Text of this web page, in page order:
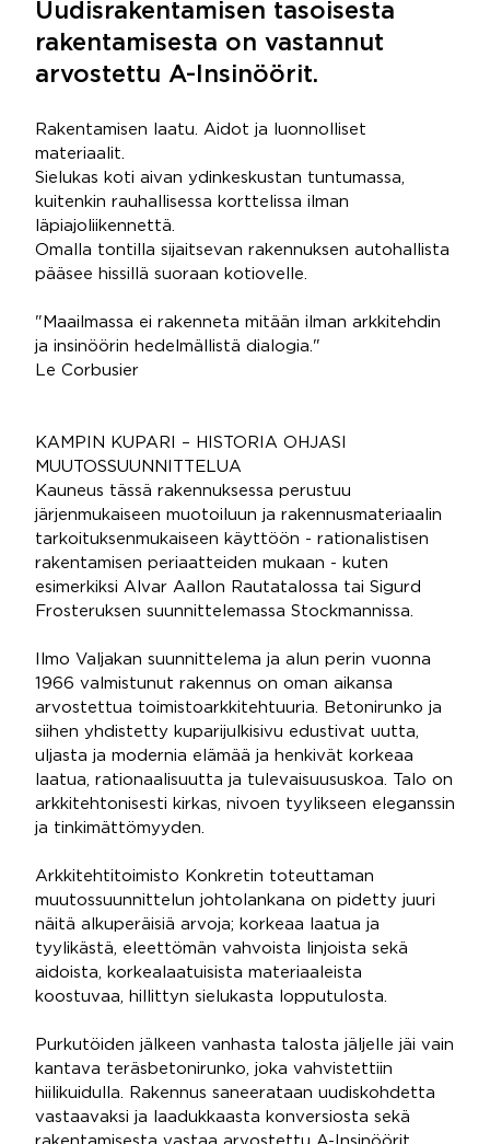
Uudisrakentamisen tasoisesta
rakentamisesta on vastannut
arvostettu A-Insinöörit.
Rakentamisen laatu. Aidot ja luonnolliset
materiaalit.
Sielukas koti aivan ydinkeskustan tuntumassa,
kuitenkin rauhallisessa korttelissa ilman
läpiajoliikennettä.
Omalla tontilla sijaitsevan rakennuksen autohallista
pääsee hissillä suoraan kotiovelle.
"Maailmassa ei rakenneta mitään ilman arkkitehdin
ja insinöörin hedelmällistä dialogia."
Le Corbusier
KAMPIN KUPARI – HISTORIA OHJASI
MUUTOSSUUNNITTELUA
Kauneus tässä rakennuksessa perustuu
järjenmukaiseen muotoiluun ja rakennusmateriaalin
tarkoituksenmukaiseen käyttöön - rationalistisen
rakentamisen periaatteiden mukaan - kuten
esimerkiksi Alvar Aallon Rautatalossa tai Sigurd
Frosteruksen suunnittelemassa Stockmannissa.
Ilmo Valjakan suunnittelema ja alun perin vuonna
1966 valmistunut rakennus on oman aikansa
arvostettua toimistoarkkitehtuuria. Betonirunko ja
siihen yhdistetty kuparijulkisivu edustivat uutta,
uljasta ja modernia elämää ja henkivät korkeaa
laatua, rationaalisuutta ja tulevaisuususkoa. Talo on
arkkitehtonisesti kirkas, nivoen tyylikseen eleganssin
ja tinkimättömyyden.
Arkkitehtitoimisto Konkretin toteuttaman
muutossuunnittelun johtolankana on pidetty juuri
näitä alkuperäisiä arvoja; korkeaa laatua ja
tyylikästä, eleettömän vahvoista linjoista sekä
aidoista, korkealaatuisista materiaaleista
koostuvaa, hillittyn sielukasta lopputulosta.
Purkutöiden jälkeen vanhasta talosta jäljelle jäi vain
kantava teräsbetonirunko, joka vahvistettiin
hiilikuidulla. Rakennus saneerataan uudiskohdetta
vastaavaksi ja laadukkaasta konversiosta sekä